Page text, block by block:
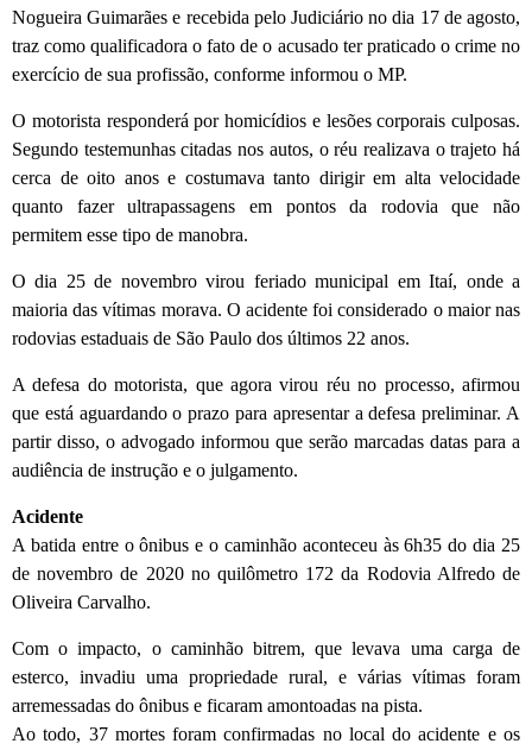
Nogueira Guimarães e recebida pelo Judiciário no dia 17 de agosto,
traz como qualificadora o fato de o acusado ter praticado o crime no
exercício de sua profissão, conforme informou o MP.
O motorista responderá por homicídios e lesões corporais culposas.
Segundo testemunhas citadas nos autos, o réu realizava o trajeto há
cerca de oito anos e costumava tanto dirigir em alta velocidade
quanto fazer ultrapassagens em pontos da rodovia que não
permitem esse tipo de manobra.
O dia 25 de novembro virou feriado municipal em Itaí, onde a
maioria das vítimas morava. O acidente foi considerado o maior nas
rodovias estaduais de São Paulo dos últimos 22 anos.
A defesa do motorista, que agora virou réu no processo, afirmou
que está aguardando o prazo para apresentar a defesa preliminar. A
partir disso, o advogado informou que serão marcadas datas para a
audiência de instrução e o julgamento.
Acidente
A batida entre o ônibus e o caminhão aconteceu às 6h35 do dia 25
de novembro de 2020 no quilômetro 172 da Rodovia Alfredo de
Oliveira Carvalho.
Com o impacto, o caminhão bitrem, que levava uma carga de
esterco, invadiu uma propriedade rural, e várias vítimas foram
arremessadas do ônibus e ficaram amontoadas na pista.
Ao todo, 37 mortes foram confirmadas no local do acidente e os